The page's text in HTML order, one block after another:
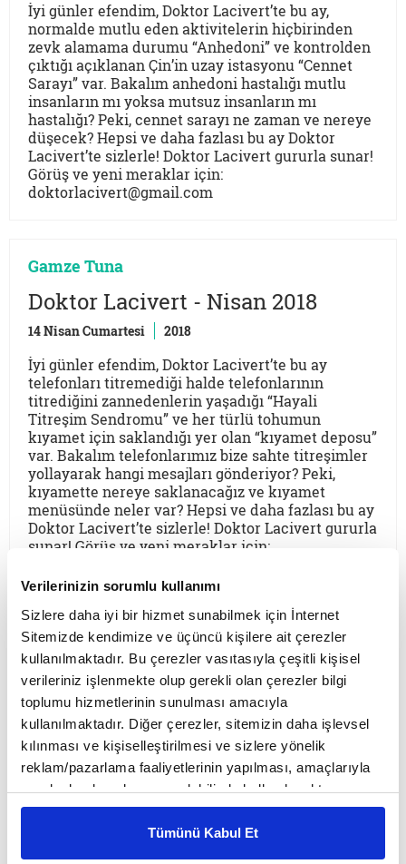
Verilerinizin sorumlu kullanımı
Sizlere daha iyi bir hizmet sunabilmek için İnternet
Sitemizde kendimize ve üçüncü kişilere ait çerezler
kullanılmaktadır. Bu çerezler vasıtasıyla çeşitli kişisel
verileriniz işlenmekte olup gerekli olan çerezler bilgi
toplumu hizmetlerinin sunulması amacıyla
kullanılmaktadır. Diğer çerezler, sitemizin daha işlevsel
kılınması ve kişiselleştirilmesi ve sizlere yönelik
reklam/pazarlama faaliyetlerinin yapılması, amaçlarıyla
sınırlı olarak açık rızanız dahilinde kullanılacaktır.
Çerezlere ilişkin tercihlerinizi çerez paneli vasıtasıyla
belirleyebilirsiniz. Çerezlere ilişkin detaylı bilgi için
Ayarlar butonuna tıklayabilir,
Tümünü Kabul Et
İyi günler efendim, Doktor Lacivert’te bu ay,
normalde mutlu eden aktivitelerin hiçbirinden
zevk alamama durumu “Anhedoni” ve kontrolden
çıktığı açıklanan Çin’in uzay istasyonu “Cennet
Sarayı” var. Bakalım anhedoni hastalığı mutlu
insanların mı yoksa mutsuz insanların mı
hastalığı? Peki, cennet sarayı ne zaman ve nereye
düşecek? Hepsi ve daha fazlası bu ay Doktor
Lacivert’te sizlerle! Doktor Lacivert gururla sunar!
Görüş ve yeni meraklar için:
doktorlacivert@gmail.com
Gamze Tuna
Doktor Lacivert - Nisan 2018
14 Nisan Cumartesi 2018
İyi günler efendim, Doktor Lacivert’te bu ay
telefonları titremediği halde telefonlarının
titrediğini zannedenlerin yaşadığı “Hayali
Titreşim Sendromu” ve her türlü tohumun
kıyamet için saklandığı yer olan “kıyamet deposu”
var. Bakalım telefonlarımız bize sahte titreşimler
yollayarak hangi mesajları gönderiyor? Peki,
kıyamette nereye saklanacağız ve kıyamet
menüsünde neler var? Hepsi ve daha fazlası bu ay
Doktor Lacivert’te sizlerle! Doktor Lacivert gururla
sunar! Görüş ve yeni meraklar için:
Gamze Tuna
Doktor Lacivert
15 Mart Perşembe 2018
İyi günler efendim, Doktor Lacivert’te bu ay sanat
eserlerinin güzelliği karşısında bayılanların
hastalığı “Stendhal Sendromu” ve yeni zayıflama
stratejisi “Mavi Gözlük Diyeti” var. Bakalım sanat
eserlerinin büyüleyiciliği karşısında
dayanamayan sanatseverlerin sonu ne olacak?